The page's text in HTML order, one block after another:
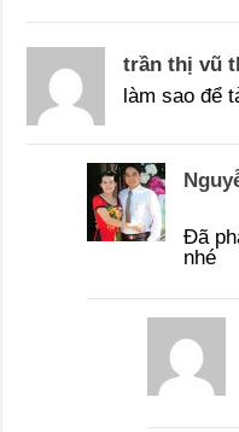
trần thị vũ
làm sao để
Đã
nhé